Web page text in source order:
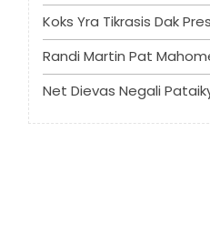
Koks Yra Tikrasis Dak
Randi Martin Pat
Net Dievas Negali